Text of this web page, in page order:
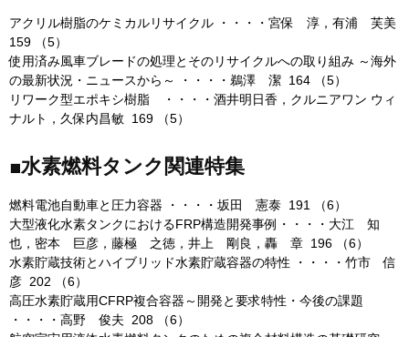
アクリル樹脂のケミカルリサイクル ・・・・宮保 淳，有浦 芙美
159 （5）
使用済み風車ブレードの処理とそのリサイクルへの取り組み ～海外
の最新状況・ニュースから～ ・・・・鵜澤 潔 164 （5）
リワーク型エポキシ樹脂 ・・・・酒井明日香，クルニアワン ウィ
ナルト，久保内昌敏 169 （5）
■水素燃料タンク関連特集
燃料電池自動車と圧力容器 ・・・・坂田 憲泰 191 （6）
大型液化水素タンクにおけるFRP構造開発事例・・・・大江 知
也，密本 巨彦，藤極 之徳，井上 剛良，轟 章 196 （6）
水素貯蔵技術とハイブリッド水素貯蔵容器の特性 ・・・・竹市 信
彦 202 （6）
高圧水素貯蔵用CFRP複合容器～開発と要求特性・今後の課題
・・・・高野 俊夫 208 （6）